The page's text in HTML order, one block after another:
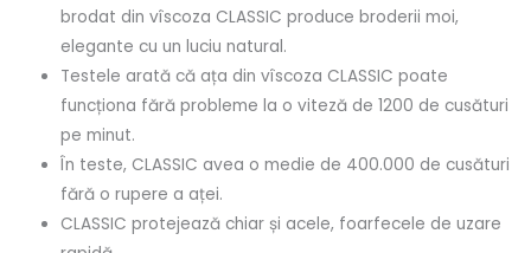
brodat din vîscoza CLASSIC produce broderii moi,
elegante cu un luciu natural.
Testele arată că ața din vîscoza CLASSIC poate
funcționa fără probleme la o viteză de 1200 de cusături
pe minut.
În teste, CLASSIC avea o medie de 400.000 de cusături
fără o rupere a aței.
CLASSIC protejează chiar și acele, foarfecele de uzare